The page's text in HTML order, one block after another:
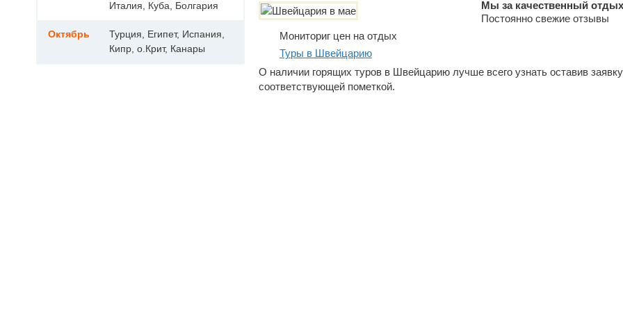
Мы за качественный
Постоянно свежие отзывы
Мониториг цен на отдых
Туры в Швейцарию
О наличии горящих туров в Швейцарию лучше всего узнать оставив
соответствующей пометкой.
Италия, Куба, Болгария
Октябрь
Турция, Египет, Испания,
Кипр, о.Крит, Канары